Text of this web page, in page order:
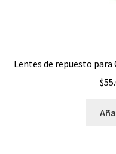
Lentes de repuesto para
$